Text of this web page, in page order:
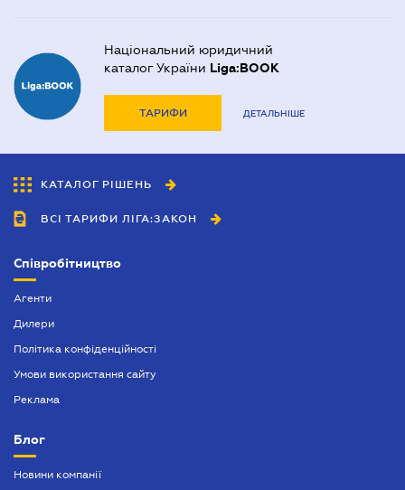
Національний юридичний
каталог України Liga:BOOK
ТАРИФИ ДЕТАЛЬНІШЕ
КАТАЛОГ РІШЕНЬ
ВСІ ТАРИФИ ЛІГА:ЗАКОН
Співробітництво
Агенти
Дилери
Політика конфіденційності
Умови використання сайту
Реклама
Блог
Новини компанії